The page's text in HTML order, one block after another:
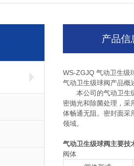
产品信
WS-ZGJQ 气动卫生级
气动卫生级球阀产品概
本公司的气动卫生
密抛光和除菌处理，采
体畅通无阻。密封面采
领域。
气动卫生级球阀主要技
阀体